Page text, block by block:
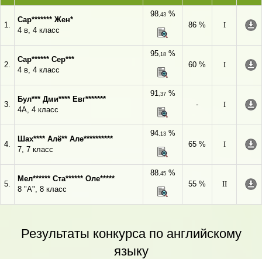
1.
Сар******* Жен*
4 в, 4 класс
98,43%
86 %
I
2.
Сар****** Сер***
4 в, 4 класс
95,18%
60 %
I
3.
Бул*** Дми**** Евг*******
4А, 4 класс
91,37%
-
I
4.
Шах**** Алё** Але**********
7, 7 класс
94,13%
65 %
I
5.
Мел****** Ста****** Оле*****
8 "А", 8 класс
88,45%
55 %
II
Результаты конкурса по английскому
языку